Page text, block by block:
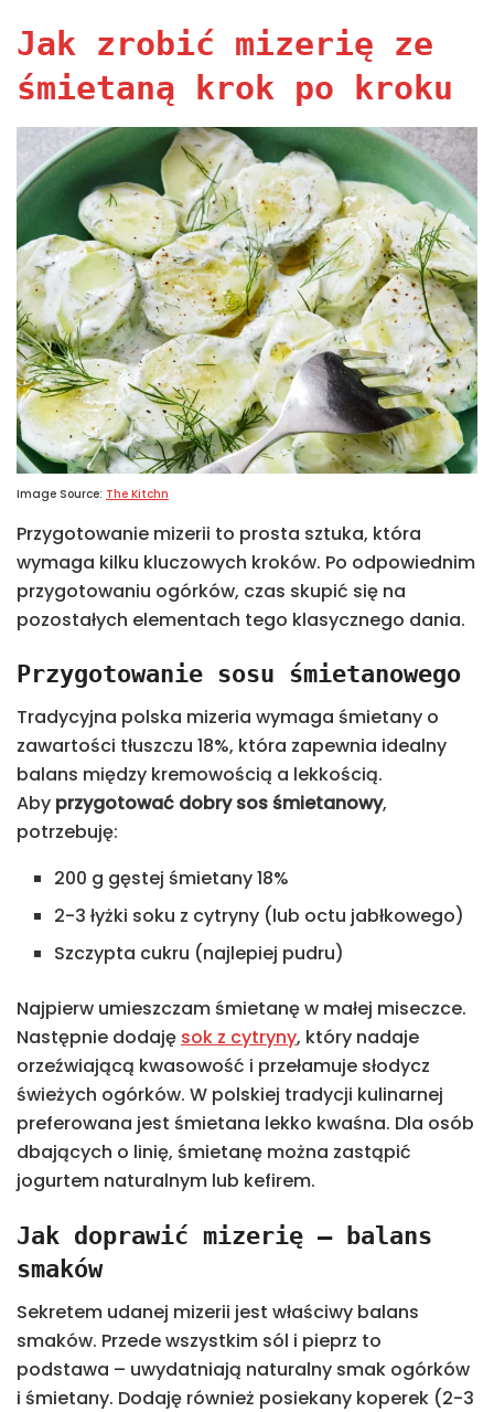
Jak zrobić mizerię ze
śmietaną krok po kroku
Image Source: The Kitchn
Przygotowanie mizerii to prosta sztuka, która
wymaga kilku kluczowych kroków. Po odpowiednim
przygotowaniu ogórków, czas skupić się na
pozostałych elementach tego klasycznego dania.
Przygotowanie sosu śmietanowego
Tradycyjna polska mizeria wymaga śmietany o
zawartości tłuszczu 18%, która zapewnia idealny
balans między kremowością a lekkością.
Aby przygotować dobry sos śmietanowy,
potrzebuję:
200 g gęstej śmietany 18%
2-3 łyżki soku z cytryny (lub octu jabłkowego)
Szczypta cukru (najlepiej pudru)
Najpierw umieszczam śmietanę w małej miseczce.
Następnie dodaję sok z cytryny, który nadaje
orzeźwiającą kwasowość i przełamuje słodycz
świeżych ogórków. W polskiej tradycji kulinarnej
preferowana jest śmietana lekko kwaśna. Dla osób
dbających o linię, śmietanę można zastąpić
jogurtem naturalnym lub kefirem.
Jak doprawić mizerię – balans
smaków
Sekretem udanej mizerii jest właściwy balans
smaków. Przede wszystkim sól i pieprz to
podstawa – uwydatniają naturalny smak ogórków
i śmietany. Dodaję również posiekany koperek (2-3